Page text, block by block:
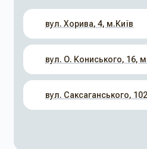
вул. Хорива, 4, м.Київ
вул. О. Кониського, 16,
вул. Саксаганського,